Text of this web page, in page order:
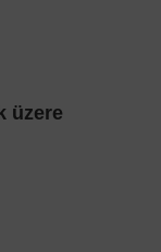
üzere